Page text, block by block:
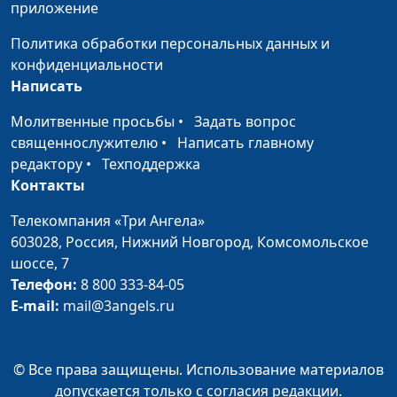
Служба в армии и
христианство
Алексей Бритов,
Духовная музыка
Алексей Бритов,
Виталий Бахтин,
подавать в суд?
священнослужитель
Зачем любить
«плохого» ближнего?
Библия - книга для всех?
приложение
Политика обработки персональных данных и
конфиденциальности
Написать
Молитвенные просьбы • Задать вопрос
священнослужителю • Написать главному
редактору • Техподдержка
Контакты
Телекомпания «Три Ангела»
603028, Россия, Нижний Новгород, Комсомольское
шоссе, 7
Телефон: 8 800 333-84-05
E-mail: mail@3angels.ru
© Все права защищены. Использование материалов
допускается только с согласия редакции.